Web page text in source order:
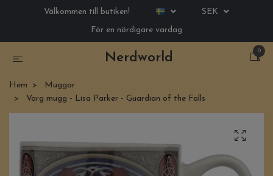
Välkommen till butiken!
SEK
För en nördigare vardag
Nerdworld
0
Hem
Muggar
Varg mugg - Lisa Parker - Guardian of the Falls